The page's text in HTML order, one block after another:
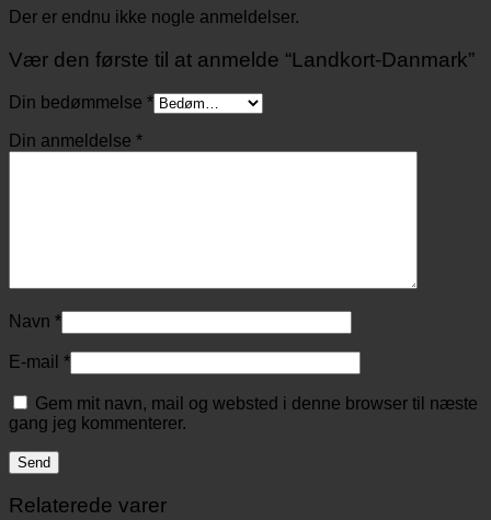
Der er endnu ikke nogle anmeldelser.
Vær den første til at anmelde “Landkort-Danmark”
Din bedømmelse *
Din anmeldelse *
Navn *
E-mail *
Gem mit navn, mail og websted i denne browser til næste
gang jeg kommenterer.
Relaterede varer